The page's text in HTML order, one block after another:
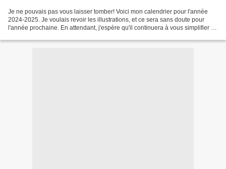
Je ne pouvais pas vous laisser tomber! Voici mon calendrier pour l'année
2024-2025. Je voulais revoir les illustrations, et ce sera sans doute pour
l'année prochaine. En attendant, j'espère qu'il continuera à vous simplifier la